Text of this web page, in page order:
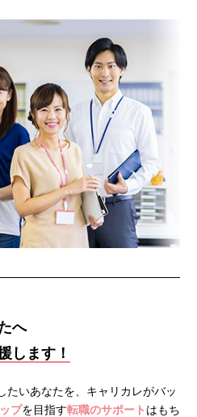
へ
します！
たいあなたを、キャリカレがバッ
プを目指す転職のサポート はもち